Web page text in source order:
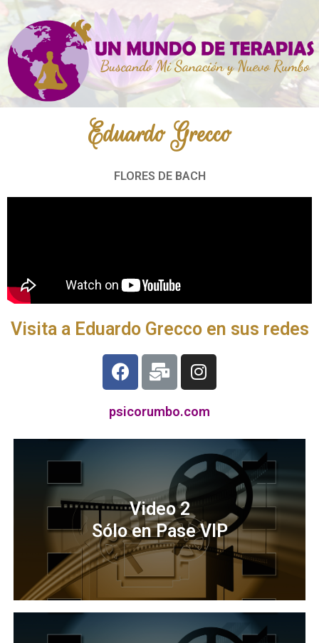
Eduardo Grecco
FLORES DE BACH
Visita a Eduardo Grecco en sus redes
psicorumbo.com
Video 2
Sólo en Pase VIP